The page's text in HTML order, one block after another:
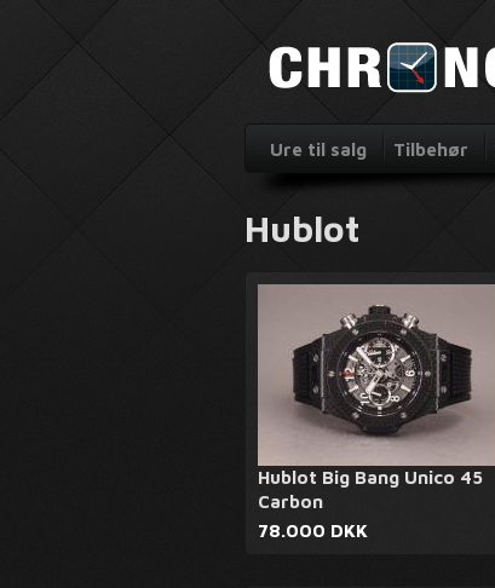
Ure til salg Tilbehør
Hublot
Hublot Big Bang Unico 45
Carbon
78.000 DKK